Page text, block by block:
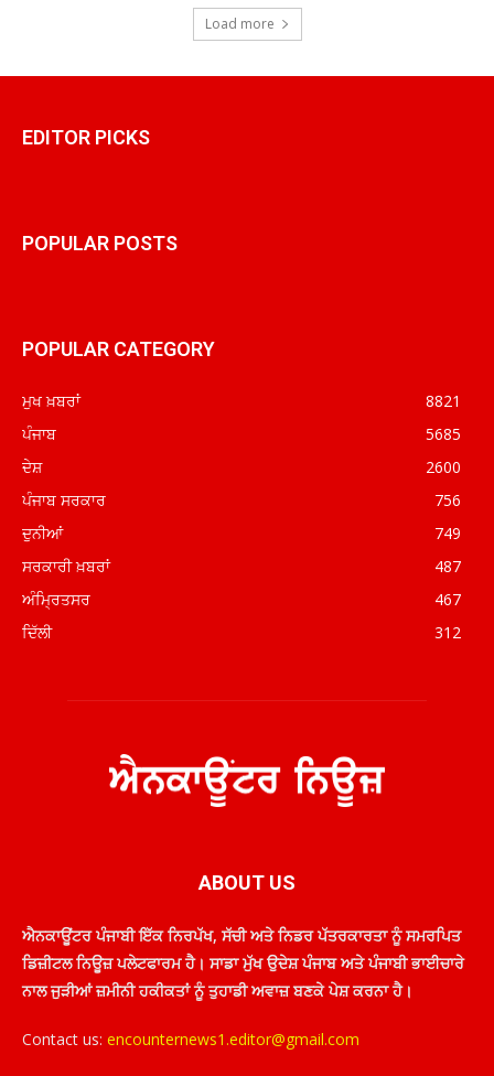
Load more
EDITOR PICKS
POPULAR POSTS
POPULAR CATEGORY
ਮੁਖ ਖ਼ਬਰਾਂ
8821
ਪੰਜਾਬ
5685
ਦੇਸ਼
2600
ਪੰਜਾਬ ਸਰਕਾਰ
756
ਦੁਨੀਆਂ
749
ਸਰਕਾਰੀ ਖ਼ਬਰਾਂ
487
ਅੰਮ੍ਰਿਤਸਰ
467
ਦਿੱਲੀ
312
ABOUT US
ਐਨਕਾਊਂਟਰ ਪੰਜਾਬੀ ਇੱਕ ਨਿਰਪੱਖ, ਸੱਚੀ ਅਤੇ ਨਿਡਰ ਪੱਤਰਕਾਰਤਾ ਨੂੰ ਸਮਰਪਿਤ
ਡਿਜ਼ੀਟਲ ਨਿਊਜ਼ ਪਲੇਟਫਾਰਮ ਹੈ। ਸਾਡਾ ਮੁੱਖ ਉਦੇਸ਼ ਪੰਜਾਬ ਅਤੇ ਪੰਜਾਬੀ ਭਾਈਚਾਰੇ
ਨਾਲ ਜੁੜੀਆਂ ਜ਼ਮੀਨੀ ਹਕੀਕਤਾਂ ਨੂੰ ਤੁਹਾਡੀ ਅਵਾਜ਼ ਬਣਕੇ ਪੇਸ਼ ਕਰਨਾ ਹੈ।
Contact us: encounternews1.editor@gmail.com